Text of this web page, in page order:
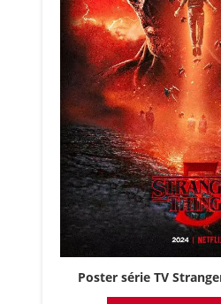
Poster série TV